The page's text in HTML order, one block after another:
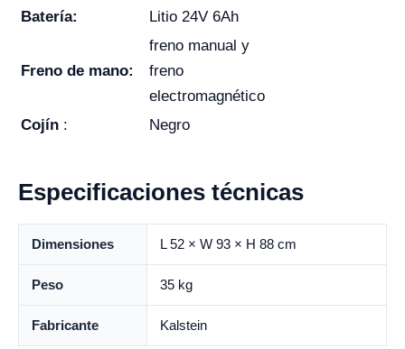
Batería:
Litio 24V 6Ah
Freno de mano:
freno manual y
freno
electromagnético
Cojín : Negro
Especificaciones técnicas
Dimensiones L 52 × W 93 × H 88 cm
Peso 35 kg
Fabricante Kalstein